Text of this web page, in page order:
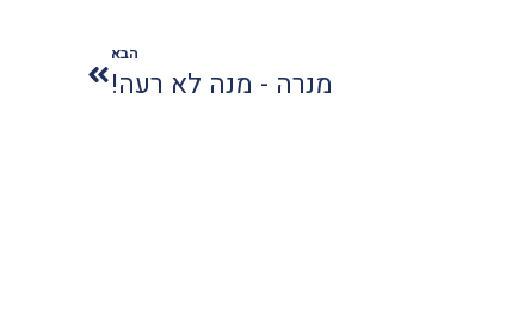
הבא
מנרה - מנה לא רעה!